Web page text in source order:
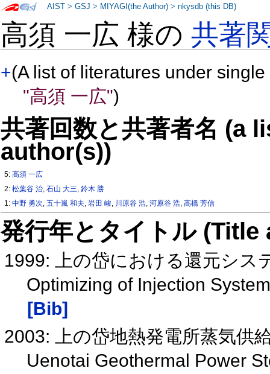
高須 一広 様の共著
+(A list of literatures under
"高須 一広")
共著回数と共著者名 (a
author(s))
5:高須 一広
2:松葉谷 治,石山 大三,鈴木 勝
1:中野 勇次,五十嵐 和夫,岩田 峻, 川原谷 浩,河原谷 浩,高橋 芳信
発行年とタイトル
1999: 上の岱における還元シス
Optimizing of Injection
[Bib]
2003: 上の岱地熱発電所蒸気供
Uenotai Geothermal Power
AIST >GSJ > MIYAGI(the Author) >nkysdb (this DB)